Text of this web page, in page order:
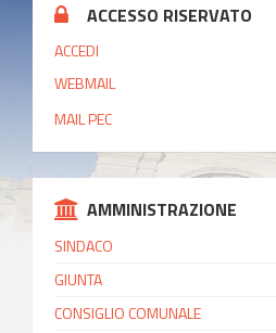
ACCESSO RISERVATO
ACCEDI
WEBMAIL
MAIL PEC
AMMINISTRAZIONE
SINDACO
GIUNTA
CONSIGLIO COMUNALE